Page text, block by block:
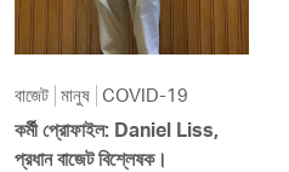
বাজেট মানুষ COVID-19
কর্মী প্রোফাইল: Daniel Liss,
প্রধান বাজেট বিশ্লেষক।